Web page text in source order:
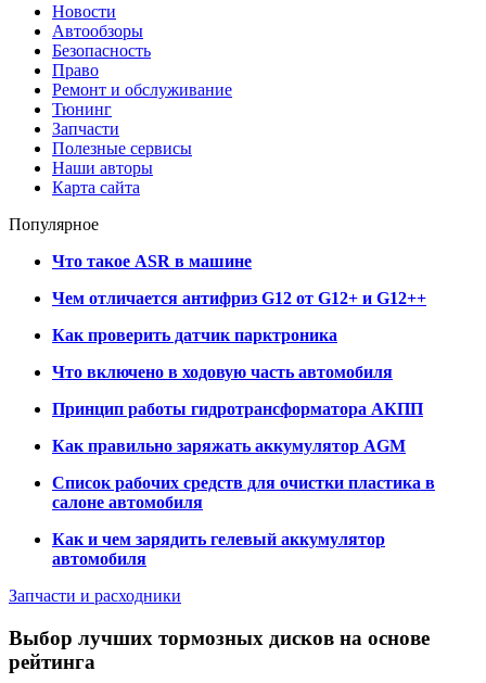
Новости
Автообзоры
Безопасность
Право
Ремонт и обслуживание
Тюнинг
Запчасти
Полезные сервисы
Наши авторы
Карта сайта
Популярное
Что такое ASR в машине
Чем отличается антифриз G12 от G12+ и G12++
Как проверить датчик парктроника
Что включено в ходовую часть автомобиля
Принцип работы гидротрансформатора АКПП
Как правильно заряжать аккумулятор AGM
Список рабочих средств для очистки пластика в
салоне автомобиля
Как и чем зарядить гелевый аккумулятор
автомобиля
Запчасти и расходники
Выбор лучших тормозных дисков на основе
рейтинга